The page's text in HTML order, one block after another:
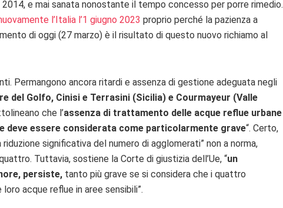
e mai sanata nonostante il tempo concesso per porre rimedio.
l’Italia l’1 giugno 2023 proprio perché la pazienza a
di oggi (27 marzo) è il risultato di questo nuovo richiamo al
Permangono ancora ritardi e assenza di gestione adeguata negli
del Golfo, Cinisi e Terrasini (Sicilia) e Courmayeur (Valle
che l’assenza di trattamento delle acque reflue urbane
deve essere considerata come particolarmente grave“. Certo,
significativa del numero di agglomerati” non a norma,
Tuttavia, sostiene la Corte di giustizia dell’Ue, “un
persiste, tanto più grave se si considera che i quattro
acque reflue in aree sensibili”.